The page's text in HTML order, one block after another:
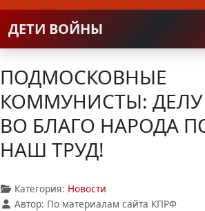
ДЕТИ ВОЙНЫ
ПОДМОСКОВНЫЕ
КОММУНИСТЫ:
ВО БЛАГО НАРОДА
НАШ ТРУД!
Категория: Новости
Автор: По материалам сайта КПРФ